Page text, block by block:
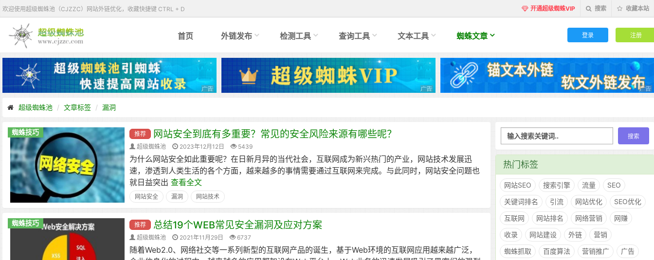
欢迎使用超级蜘蛛池（CJZZC）网站外链优化，收藏快捷键 CTRL + D 开通超级蜘蛛VIP 搜索 收藏本站
首页 外链发布 检测工具 查询工具 文本工具 蜘蛛文章 登录 注册
超级蜘蛛池 文章标签 漏洞
蜘蛛技巧 推荐 网站安全到底有多重要？常见的安全风险来源有哪些呢？
超级蜘蛛池 2023年12月12日 5439
为什么网站安全如此重要呢？在日新月异的当代社会，互联网成为新兴热门的产业，网站技术发展迅
速，渗透到人类生活的各个方面，越来越多的事情需要通过互联网来完成。与此同时，网站安全问题也
就日益突出查看全文
网站安全 漏洞 网站技术
蜘蛛技巧 推荐 总结19个WEB常见安全漏洞及应对方案
超级蜘蛛池 2021年11月29日 6737
随着Web2.0、网络社交等一系列新型的互联网产品的诞生，基于Web环境的互联网应用越来越广泛，
热门标签
网站SEO 搜索引擎 流量
SEO
关键词排名
引流 网站优化
SEO优化
互联网
网站排名 网络营销
网赚
收录
网站建设 外链
营销
蜘蛛抓取
百度算法 营销推广
广告